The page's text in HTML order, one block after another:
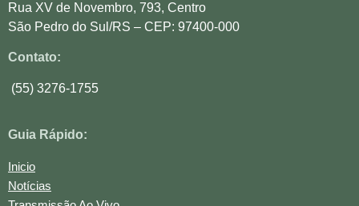
Rua XV de Novembro, 793, Centro
São Pedro do Sul/RS – CEP: 97400-000
Contato:
(55) 3276-1755
Guia Rápido:
Inicio
Notícias